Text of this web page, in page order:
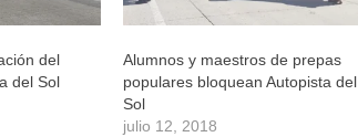
del
del Sol
Alumnos y maestros de prepas
populares bloquean Autopista del
Sol
julio 12, 2018